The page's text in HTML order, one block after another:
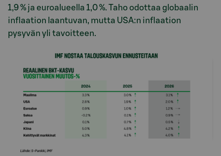
1,9 % ja euroalueella 1,0 %. Taho odottaa globaalin
inflaation laantuvan, mutta USA:n inflaation
pysyvän yli tavoitteen.